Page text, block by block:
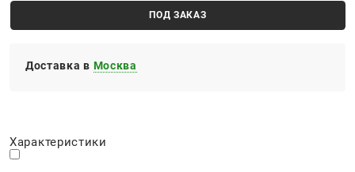
ПОД ЗАКАЗ
Доставка в Москва
Характеристики